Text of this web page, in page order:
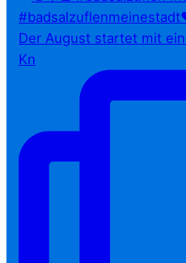
Der August startet mit
Kn